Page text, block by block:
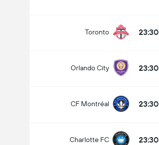
Toronto 23:30
Orlando City 23:30
CF Montréal 23:30
Charlotte FC 23:30
Liczba goli w meczu (2.5)
Ponad